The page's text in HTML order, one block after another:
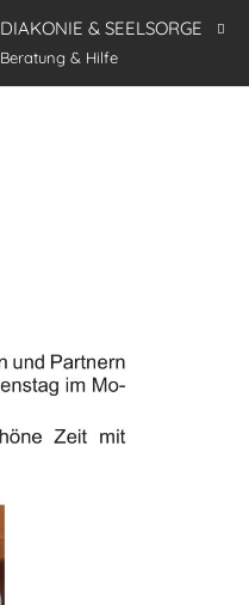
DIAKONIE & SEELSORGE
Beratung & Hilfe